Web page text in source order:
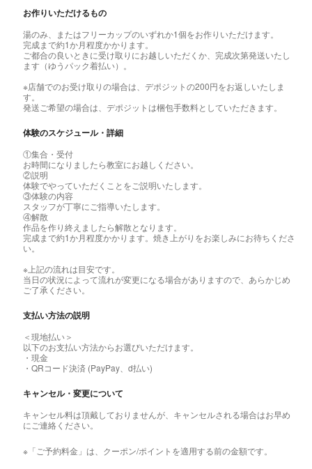
お作りいただけるもの
湯のみ、またはフリーカップのいずれか1個をお作りいただけます。
完成まで約1か月程度かかります。
ご都合の良いときに受け取りにお越しいただくか、完成次第発送いたし
ます（ゆうパック着払い）。
※店舗でのお受け取りの場合は、デポジットの200円をお返しいたしま
す。
発送ご希望の場合は、デポジットは梱包手数料としていただきます。
体験のスケジュール・詳細
①集合・受付
お時間になりましたら教室にお越しください。
②説明
体験でやっていただくことをご説明いたします。
③体験の内容
スタッフが丁寧にご指導いたします。
④解散
作品を作り終えましたら解散となります。
完成まで約1か月程度かかります。焼き上がりをお楽しみにお待ちくださ
い。
※上記の流れは目安です。
当日の状況によって流れが変更になる場合がありますので、あらかじめ
ご了承ください。
支払い方法の説明
＜現地払い＞
以下のお支払い方法からお選びいただけます。
・現金
・QRコード決済 (PayPay、d払い)
キャンセル・変更について
キャンセル料は頂戴しておりませんが、キャンセルされる場合はお早め
にご連絡ください。
※「ご予約料金」は、クーポン/ポイントを適用する前の金額です。